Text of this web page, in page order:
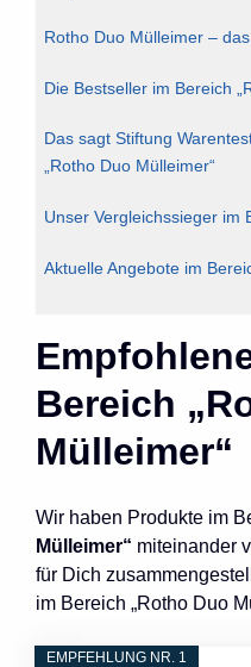
Rotho Duo Mülleimer –
Die Bestseller im Bereich
Das sagt Stiftung
„Rotho Duo Mülleimer“
Unser Vergleichssieger im
Aktuelle Angebote im
Bereich
Mülleimer“
Wir haben Produkte im
Mülleimer“ miteinander
für Dich
im Bereich „Rotho Duo
EMPFEHLUNG NR. 1